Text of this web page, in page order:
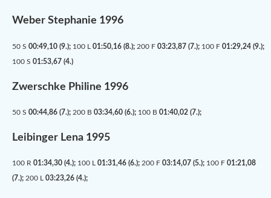
Weber Stephanie 1996
50 S 00:49,10 (9.); 100 L 01:50,16 (8.); 200 F 03:23,87 (7.); 100 F 01:29,24 (9.);
100 S 01:53,67 (4.)
Zwerschke Philine 1996
50 S 00:44,86 (7.); 200 B 03:34,60 (6.); 100 B 01:40,02 (7.);
Leibinger Lena 1995
100 R 01:34,30 (4.); 100 L 01:31,46 (6.); 200 F 03:14,07 (5.); 100 F 01:21,08
(7.); 200 L 03:23,26 (4.);